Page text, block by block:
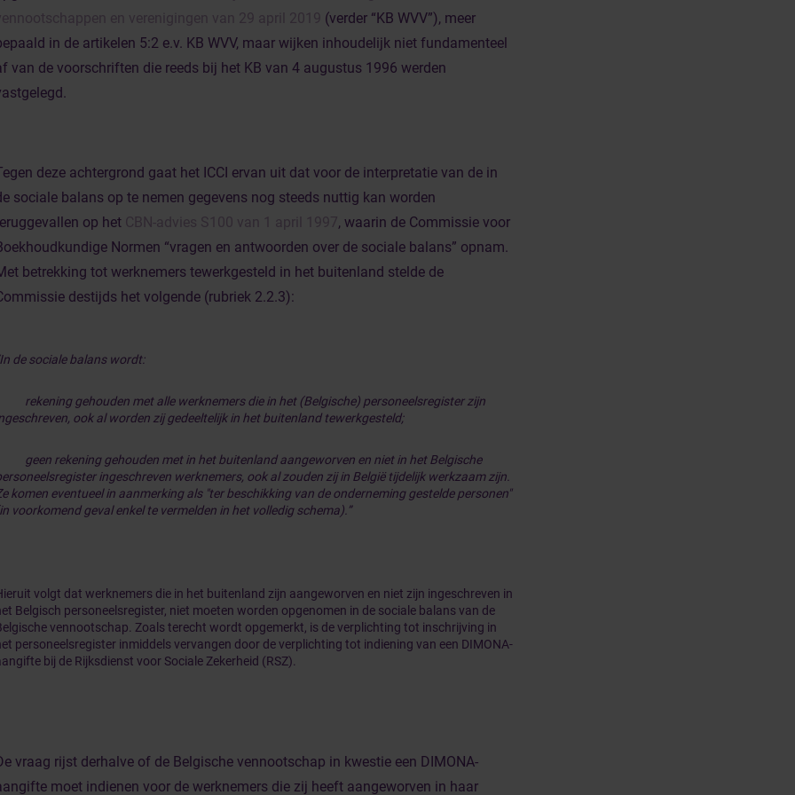
en verenigingen van 29 april 2019 (verder “KB WVV”), meer
in de artikelen 5:2 e.v. KB WVV, maar wijken inhoudelijk niet fundamenteel
van de voorschriften die reeds bij het KB van 4 augustus 1996 werden
deze achtergrond gaat het ICCI ervan uit dat voor de interpretatie van de in
sociale balans op te nemen gegevens nog steeds nuttig kan worden
op het CBN-advies S100 van 1 april 1997, waarin de Commissie voor
Normen “vragen en antwoorden over de sociale balans” opnam.
betrekking tot werknemers tewerkgesteld in het buitenland stelde de
destijds het volgende (rubriek 2.2.3):
de sociale balans wordt:
rekening gehouden met alle werknemers die in het (Belgische) personeelsregister zijn
ook al worden zij gedeeltelijk in het buitenland tewerkgesteld;
geen rekening gehouden met in het buitenland aangeworven en niet in het Belgische
ingeschreven werknemers, ook al zouden zij in België tijdelijk werkzaam zijn.
komen eventueel in aanmerking als "ter beschikking van de onderneming gestelde personen"
voorkomend geval enkel te vermelden in het volledig schema).”
volgt dat werknemers die in het buitenland zijn aangeworven en niet zijn ingeschreven in
Belgisch personeelsregister, niet moeten worden opgenomen in de sociale balans van de
vennootschap. Zoals terecht wordt opgemerkt, is de verplichting tot inschrijving in
personeelsregister inmiddels vervangen door de verplichting tot indiening van een DIMONA-
bij de Rijksdienst voor Sociale Zekerheid (RSZ).
vraag rijst derhalve of de Belgische vennootschap in kwestie een DIMONA-
moet indienen voor de werknemers die zij heeft aangeworven in haar